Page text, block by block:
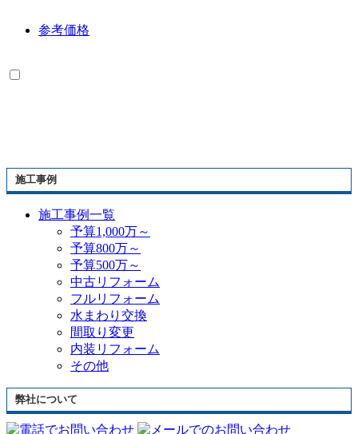
参考価格
施工事例
施工事例一覧
予算1,000万～
予算800万～
予算500万～
中古リフォーム
フルリフォーム
水まわり交換
間取り変更
内装リフォーム
その他
弊社について